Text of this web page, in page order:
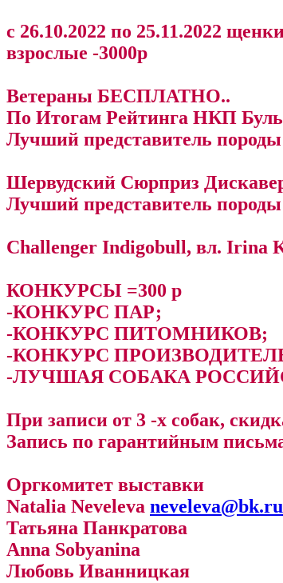
с 26.10.2022 по 25.11.2022
взрослые -3000р
Ветераны БЕСПЛАТНО..
По Итогам Рейтинга НКП
Лучший представитель породы
Шервудский Сюрприз
Лучший представитель
Challenger Indigobull, вл. Irina
КОНКУРСЫ =300 р
-КОНКУРС ПАР;
-КОНКУРС ПИТОМНИКОВ;
-КОНКУРС
-ЛУЧШАЯ СОБАКА
При записи от 3 -х собак,
Запись по гарантийным
Оргкомитет выставки
Natalia Neveleva neveleva@bk.ru
Татьяна Панкратова
Anna Sobyanina
Любовь Иванницкая